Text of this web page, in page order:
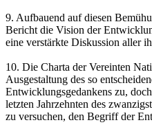
9. Aufbauend auf diesen
Bericht die Vision der
eine verstärkte Diskussion aller
10. Die Charta der Vereinten
Ausgestaltung des so
Entwicklungsgedankens zu,
letzten Jahrzehnten des
zu versuchen, den Begriff der